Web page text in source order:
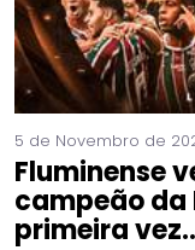
5 de Novembro de
Fluminense
campeão da
primeira